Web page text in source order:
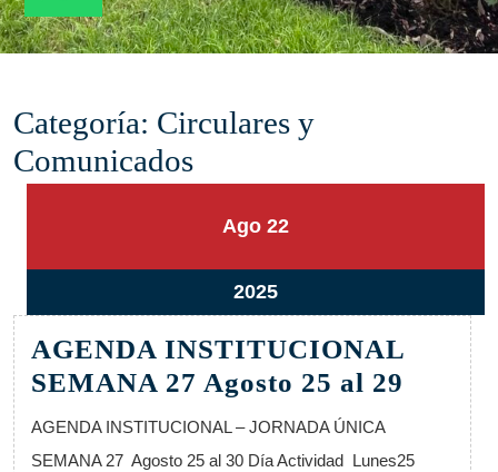
Categoría: Circulares y
Comunicados
Ago22
2025
22
202522
agosto,
2025
AGENDA INSTITUCIONAL
SEMANA 27 Agosto 25 al 29
AGENDA INSTITUCIONAL – JORNADA ÚNICA
SEMANA 27 Agosto 25 al 30 Día Actividad Lunes25